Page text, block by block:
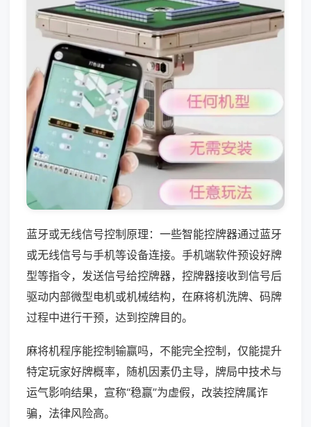
蓝牙或无线信号控制原理：一些智能控牌器通过蓝牙
或无线信号与手机等设备连接。手机端软件预设好牌
型等指令，发送信号给控牌器，控牌器接收到信号后
驱动内部微型电机或机械结构，在麻将机洗牌、码牌
过程中进行干预，达到控牌目的。
麻将机程序能控制输赢吗，不能完全控制，仅能提升
特定玩家好牌概率，随机因素仍主导，牌局中技术与
运气影响结果，宣称“稳赢”为虚假，改装控牌属诈
骗，法律风险高。